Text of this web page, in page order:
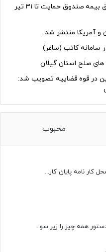
خبر مهم برای وکلا: مهلت پرداخت حق بیمه صندوق حمایت تا ۳۱ تیر
و آمریکا منتشر شد.
سامانه کاتب (ساغر)
صلح استان گیلان
در قوه قضاییه تصویب شد:
محبوب
کار نامه پایان کار...
همه چیز را زیر سو...